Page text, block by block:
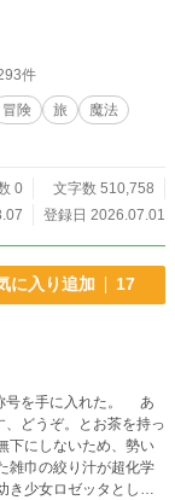
件
冒険 旅
魔法
0
文字数 510,758
登録日 2026.07.01
に入り追加 17
号を手に入れた。 あ
どうぞ。とお茶を持っ
にしないため、勢い
雑巾の絞り汁が超化学